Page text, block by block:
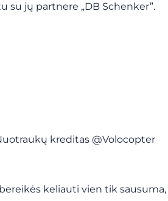
su jų partnere „DB Schenker”.
kreditas @Volocopter
keliauti vien tik